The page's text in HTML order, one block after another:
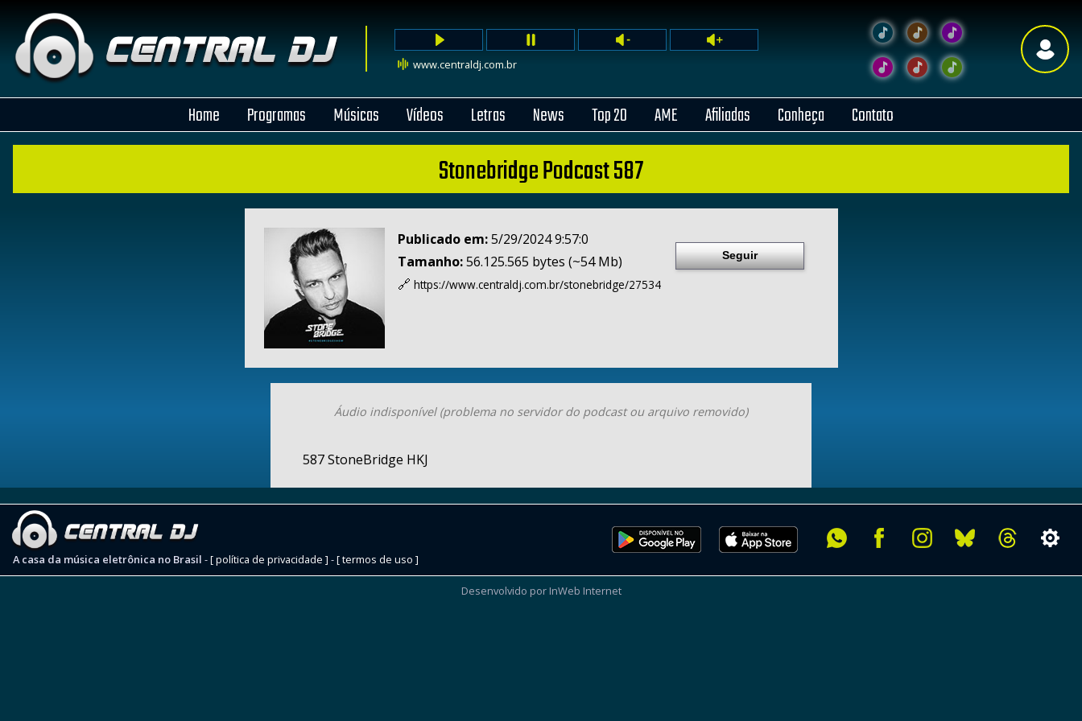
www.centraldj.com.br
Home Programas Músicas Vídeos Letras News Top 20 AME Afiliadas Conheça Contato
Stonebridge Podcast 587
Publicado em: 5/29/2024 9:57:0
Tamanho:56.125.565 bytes (~54 Mb)
🔗 https://www.centraldj.com.br/stonebridge/27534
Seguir
Áudio indisponível (problema no servidor do podcast ou arquivo removido)
587 StoneBridge HKJ
A casa da música eletrônica no Brasil -[ política de privacidade ] -[ termos de uso ]
Desenvolvido por InWeb Internet